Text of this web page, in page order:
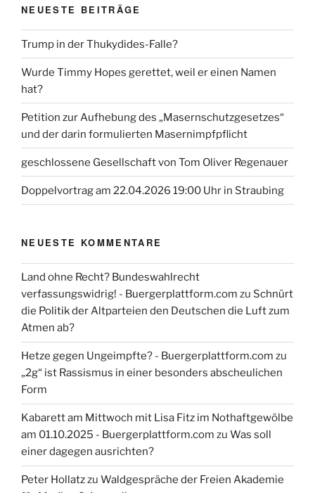
NEUESTE BEITRÄGE
Trump in der Thukydides-Falle?
Wurde Timmy Hopes gerettet, weil er einen Namen
hat?
Petition zur Aufhebung des „Masernschutzgesetzes“
und der darin formulierten Masernimpfpflicht
geschlossene Gesellschaft von Tom Oliver Regenauer
Doppelvortrag am 22.04.2026 19:00 Uhr in Straubing
NEUESTE KOMMENTARE
Land ohne Recht? Bundeswahlrecht
verfassungswidrig! - Buergerplattform.com zu Schnürt
die Politik der Altparteien den Deutschen die Luft zum
Atmen ab?
Hetze gegen Ungeimpfte? - Buergerplattform.com zu
„2g“ ist Rassismus in einer besonders abscheulichen
Form
Kabarett am Mittwoch mit Lisa Fitz im Nothaftgewölbe
am 01.10.2025 - Buergerplattform.com zu Was soll
einer dagegen ausrichten?
Peter Hollatzzu Waldgespräche der Freien Akademie